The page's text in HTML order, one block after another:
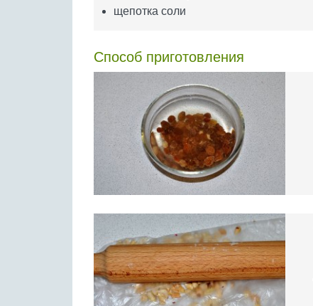
щепотка соли
Способ приготовления